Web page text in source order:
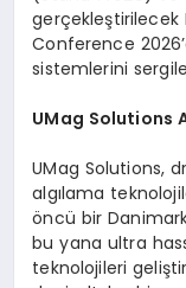
gerçekleştirilecek
Conference
sistemlerini
UMag Solutions
UMag Solutions,
algılama
öncü bir
bu yana ultra
teknolojileri